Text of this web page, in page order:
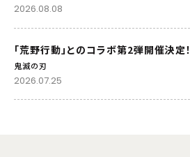
2026.08.08
「荒野行動」とのコラボ第2弾開催決定！
鬼滅の刃
2026.07.25